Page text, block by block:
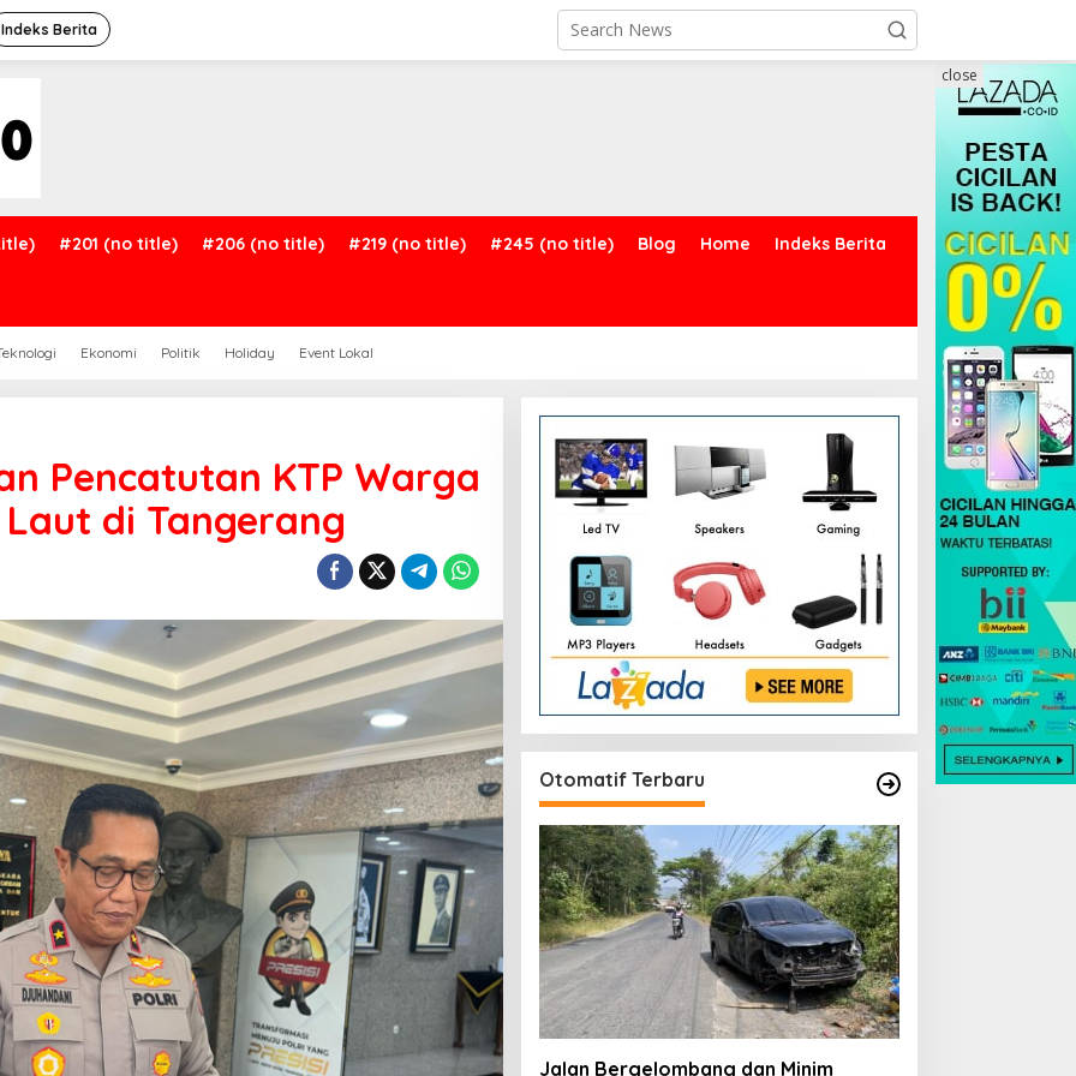
Indeks Berita
#201 (no title) #206 (no title) #219 (no title) #245 (no title) Blog Home Indeks Berita
Ekonomi Politik Holiday Event Lokal
close
Pencatutan KTP Warga
di Tangerang
Otomatif Terbaru
Jalan Bergelombang dan Minim